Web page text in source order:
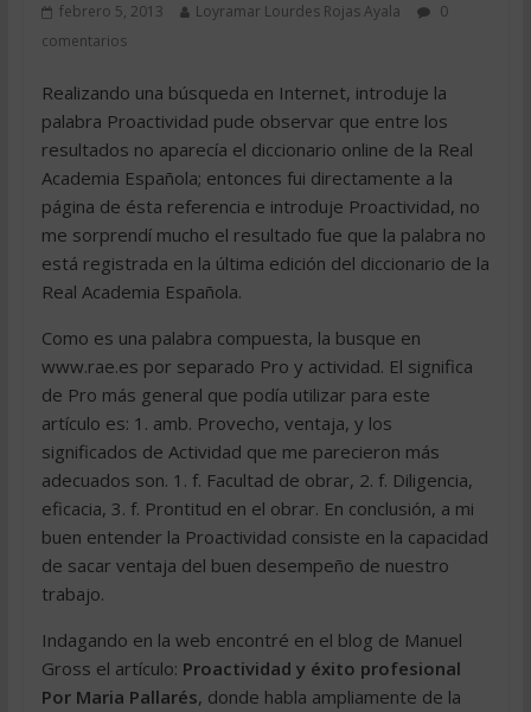
febrero 5, 2013 Loyramar Lourdes Rojas Ayala
0
comentarios
Realizando una búsqueda en Internet, introduje la
palabra Proactividad pude observar que entre los
resultados no aparecía el diccionario online de la Real
Academia Española; entonces fui directamente a la
página de ésta referencia e introduje Proactividad, no
me sorprendí mucho el resultado fue que la palabra no
está registrada en la última edición del diccionario de la
Real Academia Española.
Como es una palabra compuesta, la busque en
www.rae.es por separado Pro y actividad. El significa
de Pro más general que podía utilizar para este
artículo es: 1. amb. Provecho, ventaja, y los
significados de Actividad que me parecieron más
adecuados son. 1. f. Facultad de obrar, 2. f. Diligencia,
eficacia, 3. f. Prontitud en el obrar. En conclusión, a mi
buen entender la Proactividad consiste en la capacidad
de sacar ventaja del buen desempeño de nuestro
trabajo.
Indagando en la web encontré en el blog de Manuel
Gross el artículo: Proactividad y éxito profesional
Por Maria Pallarés, donde habla ampliamente de la